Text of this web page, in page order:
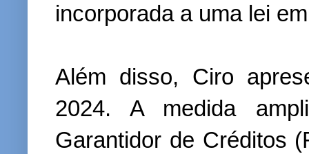
incorporada a uma lei
Além disso, Ciro
2024. A medida
Garantidor de Créditos